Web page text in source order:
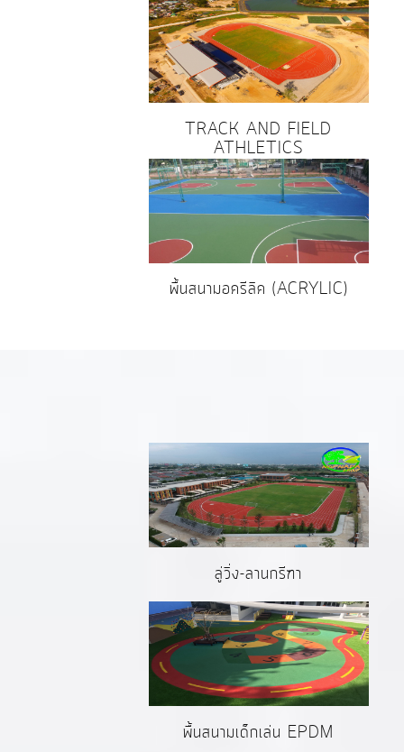
TRACK AND FIELD
ATHLETICS
พื้นสนามอครีลิค (ACRYLIC)
ลู่วิ่ง-ลานกรีฑา
พื้นสนามเด็กเล่น EPDM